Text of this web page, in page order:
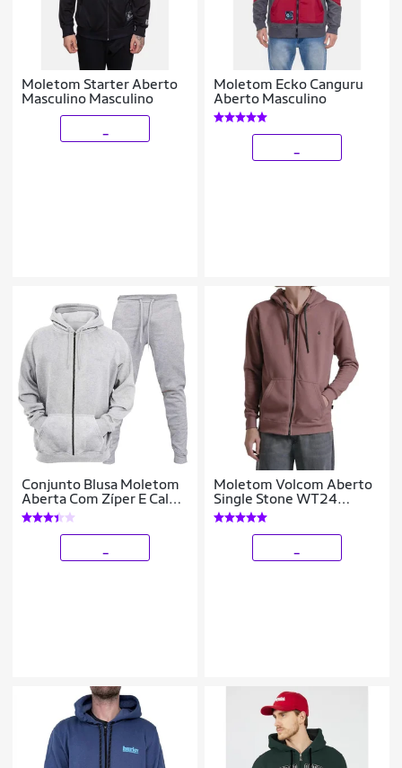
Moletom Starter Aberto
Masculino Masculino
Moletom Ecko Canguru
Aberto Masculino
Conjunto Blusa Moletom
Aberta Com Zíper E Calça
Moletom Plus Size
Moletom Volcom Aberto
Single Stone WT24
Masculino